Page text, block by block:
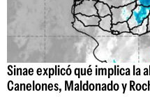
Sinae explicó qué implica la
Canelones, Maldonado y